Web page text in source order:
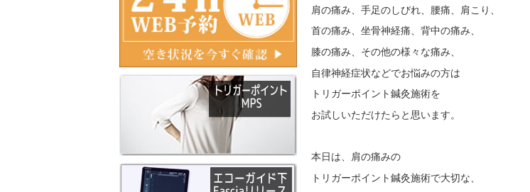
肩の痛み、手足のしびれ、腰痛、肩こり、
首の痛み、坐骨神経痛、背中の痛み、
膝の痛み、その他の様々な痛み、
自律神経症状などでお悩みの方は
トリガーポイント鍼灸施術を
お試しいただけたらと思います。
本日は、肩の痛みの
トリガーポイント鍼灸施術で大切な、